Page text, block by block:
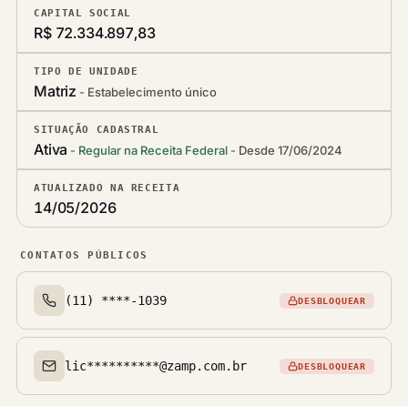
CAPITAL SOCIAL
R$ 72.334.897,83
TIPO DE UNIDADE
Matriz Estabelecimento único
SITUAÇÃO CADASTRAL
Ativa Regular na Receita Federal Desde 17/06/2024
ATUALIZADO NA RECEITA
14/05/2026
CONTATOS PÚBLICOS
Telefone(s)
(11) ****-1039 DESBLOQUEAR
Email(s)
lic**********@zamp.com.br DESBLOQUEAR